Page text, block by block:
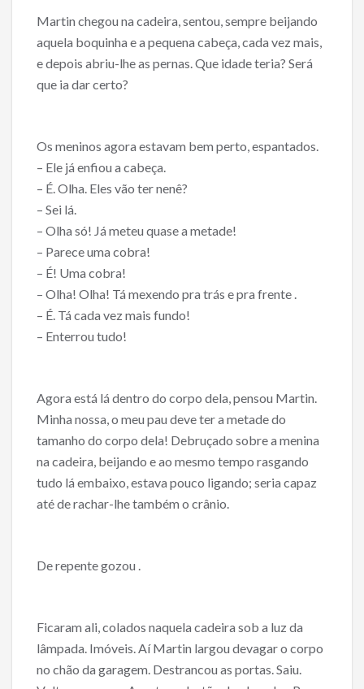
Martin chegou na cadeira, sentou, sempre beijando
aquela boquinha e a pequena cabeça, cada vez mais,
e depois abriu-lhe as pernas. Que idade teria? Será
que ia dar certo?
Os meninos agora estavam bem perto, espantados.
– Ele já enfiou a cabeça.
– É. Olha. Eles vão ter nenê?
– Sei lá.
– Olha só! Já meteu quase a metade!
– Parece uma cobra!
– É! Uma cobra!
– Olha! Olha! Tá mexendo pra trás e pra frente .
– É. Tá cada vez mais fundo!
– Enterrou tudo!
Agora está lá dentro do corpo dela, pensou Martin.
Minha nossa, o meu pau deve ter a metade do
tamanho do corpo dela! Debruçado sobre a menina
na cadeira, beijando e ao mesmo tempo rasgando
tudo lá embaixo, estava pouco ligando; seria capaz
até de rachar-lhe também o crânio.
De repente gozou .
Ficaram ali, colados naquela cadeira sob a luz da
lâmpada. Imóveis. Aí Martin largou devagar o corpo
no chão da garagem. Destrancou as portas. Saiu.